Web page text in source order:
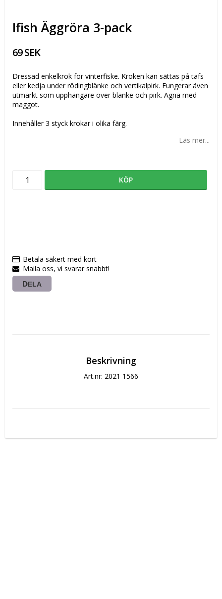
Ifish Äggröra 3-pack
69 SEK
Dressad enkelkrok för vinterfiske. Kroken kan sättas på tafs
eller kedja under rödingblänke och vertikalpirk. Fungerar även
utmärkt som upphängare över blänke och pirk. Agna med
maggot.
Innehåller 3 styck krokar i olika färg.
Läs mer...
KÖP
Betala säkert med kort
Maila oss, vi svarar snabbt!
DELA
Beskrivning
Art.nr: 2021 1566